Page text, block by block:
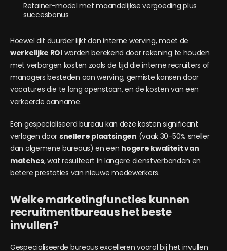
Retainer-model met maandelijkse vergoeding plus
succesbonus
Hoewel dit duurder lijkt dan interne werving, moet de
werkelijke ROIworden berekend door rekening te houden
met verborgen kosten zoals de tijd die interne recruiters of
managers besteden aan werving, gemiste kansen door
vacatures die te lang openstaan, en de kosten van een
verkeerde aanname.
Een gespecialiseerd bureau kan deze kosten significant
verlagen door snellere plaatsingen (vaak 30-50% sneller
dan algemene bureaus) en een hogere kwaliteit van
matches, wat resulteert in langere dienstverbanden en
betere prestaties van nieuwe medewerkers.
Welke marketingfuncties kunnen
recruitmentbureaus het beste
invullen?
Gespecialiseerde bureaus excelleren vooral bij het invullen